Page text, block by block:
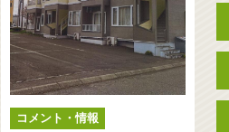
コメント・情報